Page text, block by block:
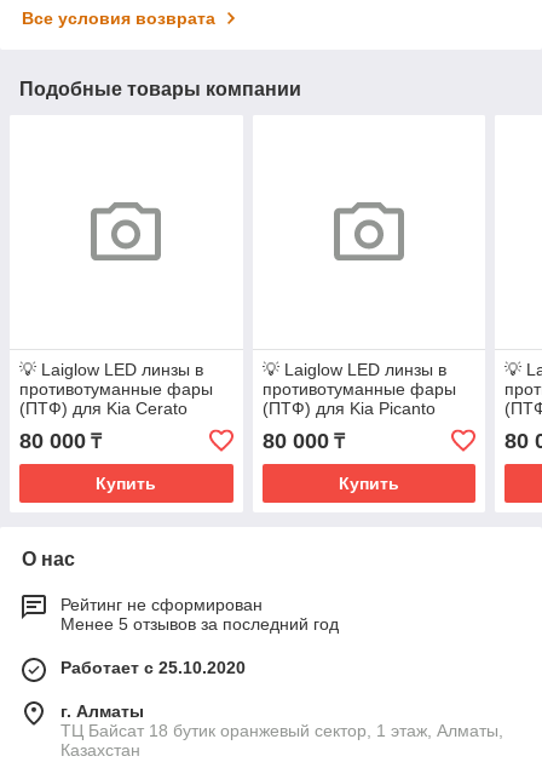
Все условия возврата
Подобные товары компании
💡 Laiglow LED линзы в
противотуманные фары
(ПТФ) для Kia Cerato
80 000 ₸
Купить
💡 Laiglow LED линзы в
противотуманные фары
(ПТФ) для Kia Picanto
80 000₸
Купить
💡
80
О нас
Рейтинг не сформирован
Менее 5 отзывов за последний год
Работает с 25.10.2020
г. Алматы
ТЦ Байсат 18 бутик оранжевый сектор, 1 этаж, Алматы,
Казахстан